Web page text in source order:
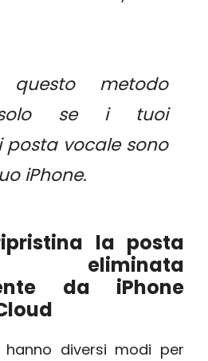
metodo
solo se i tuoi
posta vocale sono
iPhone.
la posta
eliminata
da iPhone
hanno diversi modi per